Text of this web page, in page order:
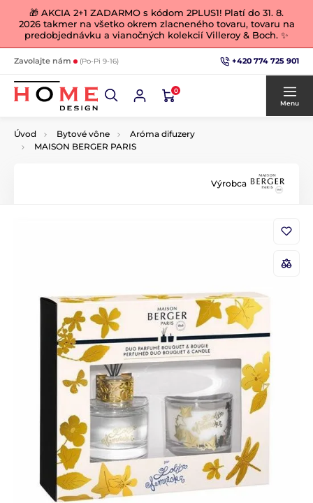
🎁 AKCIA 2+1 ZADARMO s kódom 2PLUS1! Platí do 31. 8.
2026 takmer na všetko okrem zlacneného tovaru, tovaru na
predobjednávku a vianočných kolekcií Villeroy & Boch. ✨
Zavolajte nám (Po-Pi 9-16) +420 774 725 901
0
Menu
Úvod Bytové vône
Aróma difuzery
MAISON BERGER PARIS
Výrobca